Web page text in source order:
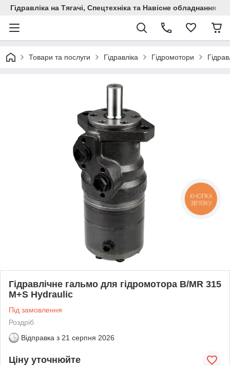
Гідравліка на Тягачі, Спецтехніка та Навісне обладнання
Товари та послуги Гідравліка Гідромотори
Гідравлічне гальмо для гідромотора B/MR 315
M+S Hydraulic
Під замовлення
Роздріб
Відправка з 21 серпня 2026
Ціну уточнюйте
КНОПКА
ЗВ'ЯЗКУ